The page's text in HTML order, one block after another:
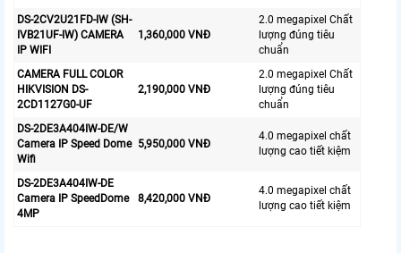
DS-2CV2U21FD-IW (SH-
IVB21UF-IW) CAMERA
IP WIFI
1,360,000 VNĐ
2.0 megapixel Chất
lượng đúng tiêu
chuẩn
CAMERA FULL COLOR
HIKVISION DS-
2CD1127G0-UF
2,190,000 VNĐ
2.0 megapixel Chất
lượng đúng tiêu
chuẩn
DS-2DE3A404IW-DE/W
Camera IP Speed Dome
Wifi
5,950,000 VNĐ
4.0 megapixel chất
lượng cao tiết kiệm
DS-2DE3A404IW-DE
Camera IP SpeedDome
4MP
8,420,000 VNĐ
4.0 megapixel chất
lượng cao tiết kiệm